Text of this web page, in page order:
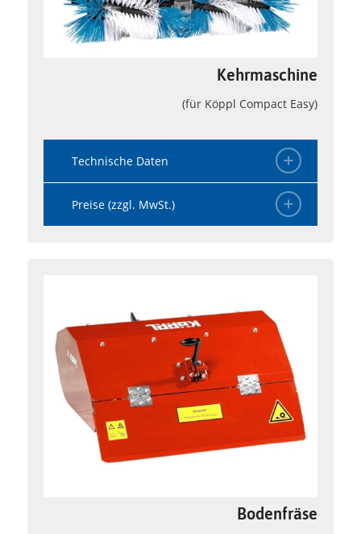
Kehrmaschine
(für Köppl Compact Easy)
Technische Daten
Preise (zzgl. MwSt.)
Bodenfräse